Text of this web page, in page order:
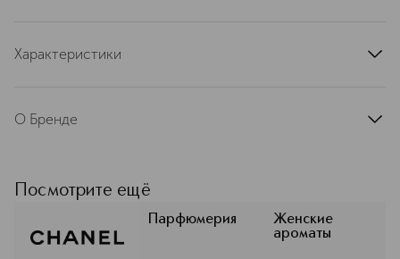
Характеристики
верхние ноты
группа ароматов
страна производства
Франция
О Бренде
Сегодня в коллекции более 140
ароматов, созданных ведущими
парфюмерами, включая Jacques
Polge и Olivier Polge. Каждый флакон
Посмотрите ещё
Парфюмерия
Женские
ароматы